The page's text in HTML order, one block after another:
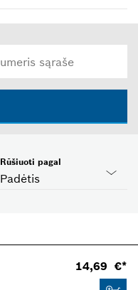
Padėtis
Rūšiuoti pagal
14,69 €*